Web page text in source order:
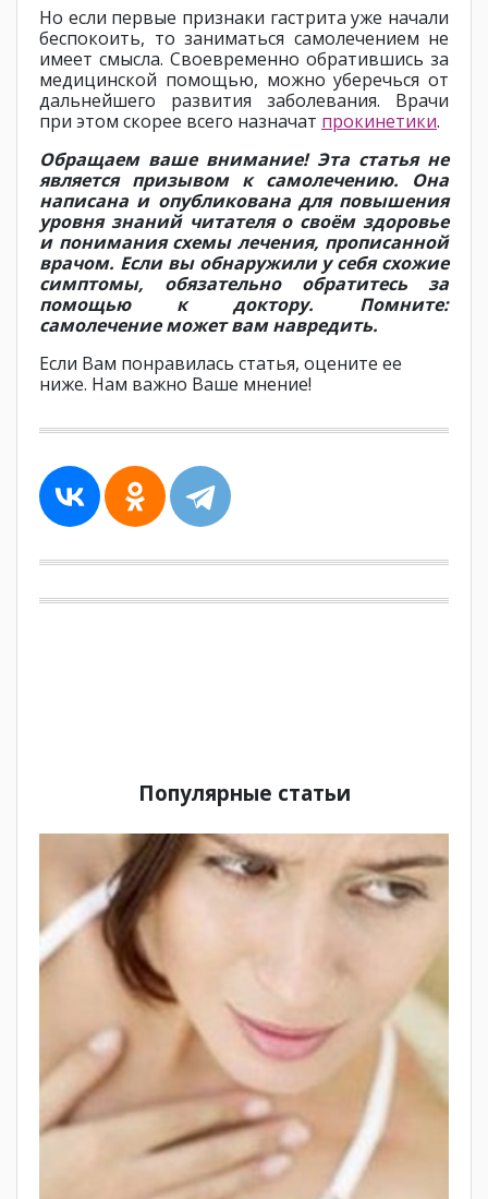
Но если первые признаки гастрита уже начали
беспокоить, то заниматься самолечением не
имеет смысла. Своевременно обратившись за
медицинской помощью, можно уберечься от
дальнейшего развития заболевания. Врачи
при этом скорее всего назначат прокинетики.
Обращаем ваше внимание! Эта статья не
является призывом к самолечению. Она
написана и опубликована для повышения
уровня знаний читателя о своём здоровье
и понимания схемы лечения, прописанной
врачом. Если вы обнаружили у себя схожие
симптомы, обязательно обратитесь за
помощью к доктору. Помните:
самолечение может вам навредить.
Если Вам понравилась статья, оцените ее
ниже. Нам важно Ваше мнение!
Популярные статьи